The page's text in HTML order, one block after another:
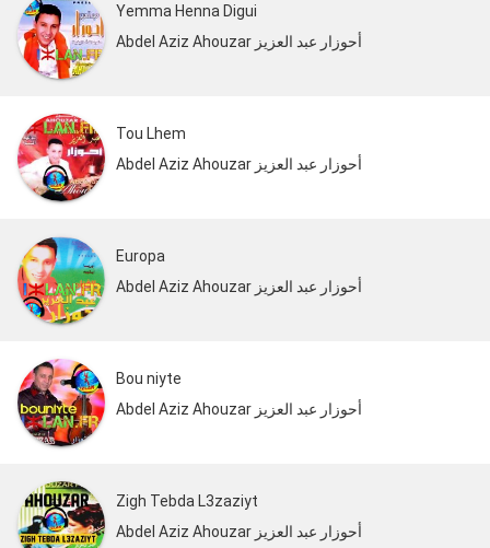
Yemma Henna Digui
Abdel Aziz Ahouzar أحوزار عبد العزيز
Tou Lhem
Abdel Aziz Ahouzar أحوزار عبد العزيز
Europa
Abdel Aziz Ahouzar أحوزار عبد العزيز
Bou niyte
Abdel Aziz Ahouzar أحوزار عبد العزيز
Zigh Tebda L3zaziyt
Abdel Aziz Ahouzar أحوزار عبد العزيز